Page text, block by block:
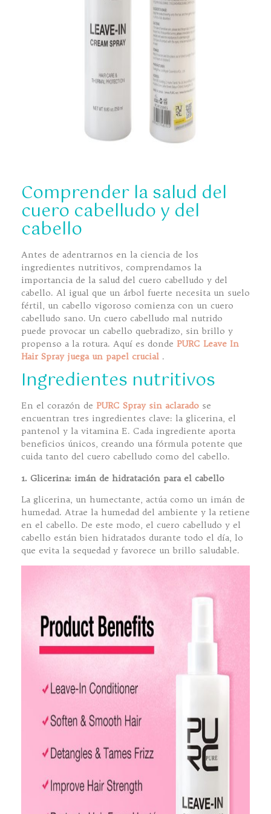
Comprender la salud del
cuero cabelludo y del
cabello
Antes de adentrarnos en la ciencia de los
ingredientes nutritivos, comprendamos la
importancia de la salud del cuero cabelludo y del
cabello. Al igual que un árbol fuerte necesita un suelo
fértil, un cabello vigoroso comienza con un cuero
cabelludo sano. Un cuero cabelludo mal nutrido
puede provocar un cabello quebradizo, sin brillo y
propenso a la rotura. Aquí es donde PURC Leave In
Hair Spray juega un papel crucial .
Ingredientes nutritivos
En el corazón de PURC Spray sin aclarado se
encuentran tres ingredientes clave: la glicerina, el
pantenol y la vitamina E. Cada ingrediente aporta
beneficios únicos, creando una fórmula potente que
cuida tanto del cuero cabelludo como del cabello.
1. Glicerina: imán de hidratación para el cabello
La glicerina, un humectante, actúa como un imán de
humedad. Atrae la humedad del ambiente y la retiene
en el cabello. De este modo, el cuero cabelludo y el
cabello están bien hidratados durante todo el día, lo
que evita la sequedad y favorece un brillo saludable.